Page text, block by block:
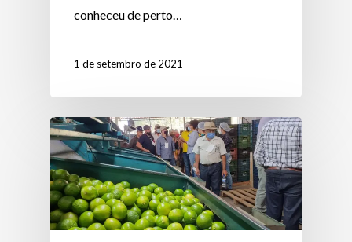
conheceu de perto…
1 de setembro de 2021